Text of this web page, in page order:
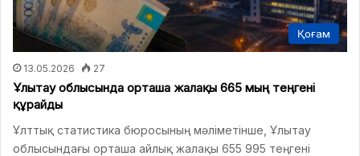
Қоғам
13.05.2026 27
Ұлытау облысында орташа жалақы 665 мың теңгені
құрайды
Ұлттық статистика бюросының мәліметінше, Ұлытау
облысындағы орташа айлық жалақы 655 995 теңгені